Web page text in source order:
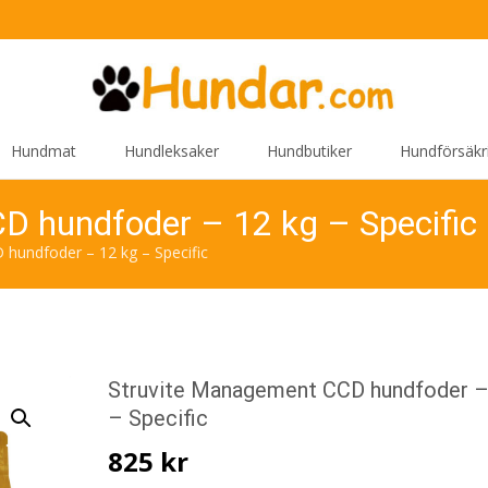
Hundmat Hundleksaker Hundbutiker
hundfoder – 12 kg – Specific
hundfoder – 12 kg – Specific
Struvite Management CCD hundfoder
– Specific
825 kr